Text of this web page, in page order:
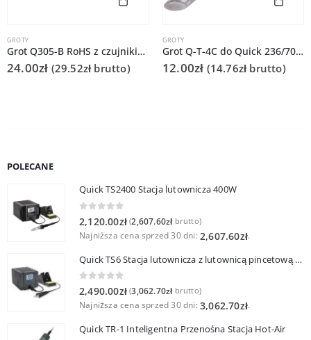
GROTY
Grot Q305-B RoHS z czujnikiem do QUICK303D
24.00zł (29.52zł brutto)
GROTY
Grot Q-T-4C do Quick 236/706/936A/3104/3102/TS1100
12.00zł (14.76zł brutto)
POLECANE
Quick TS2400 Stacja lutownicza 400W
2,120.00zł (2,607.60złbrutto)
Najniższa cena sprzed 30 dni: 2,607.60zł.
Quick TS6 Stacja lutownicza z lutownicą pincetową 60W
0 out of 5
2,490.00zł (3,062.70złbrutto)
Najniższa cena sprzed 30 dni: 3,062.70zł.
Quick TR-1 Inteligentna Przenośna Stacja Hot-Air